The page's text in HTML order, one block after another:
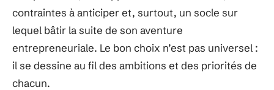
contraintes à anticiper et, surtout, un socle sur
lequel bâtir la suite de son aventure
entrepreneuriale. Le bon choix n’est pas universel :
il se dessine au fil des ambitions et des priorités de
chacun.